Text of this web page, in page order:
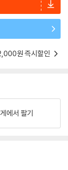
원 즉시할인
에서 팔기